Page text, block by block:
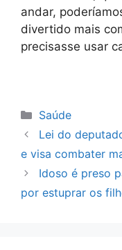
andar,
divertido mais
precisasse usar
Categorias
Saúde
Lei do
e visa combater
Idoso é preso
por estuprar os